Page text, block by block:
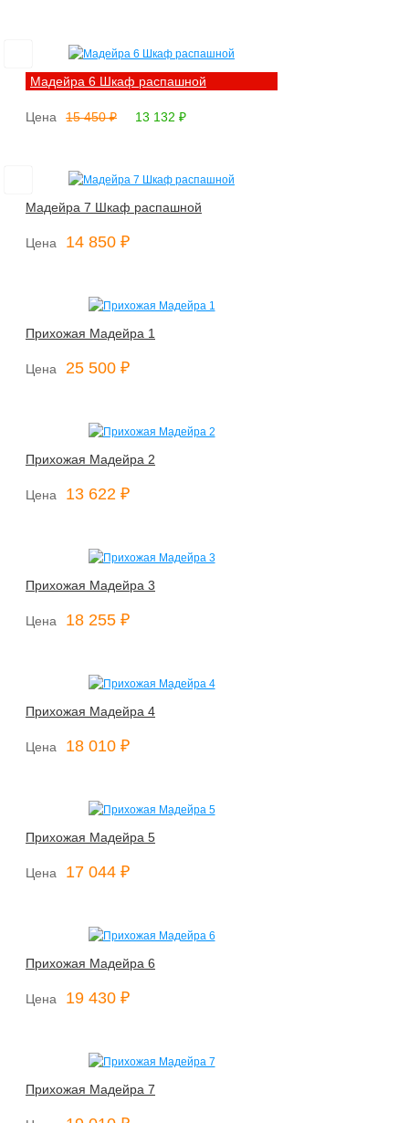
Мадейра 6 Шкаф распашной
Цена 15 450 ₽ 13 132 ₽
Мадейра 7 Шкаф распашной
Цена 14 850 ₽
Прихожая Мадейра 1
Цена 25 500 ₽
Прихожая Мадейра 2
Цена 13 622 ₽
Прихожая Мадейра 3
Цена 18 255 ₽
Прихожая Мадейра 4
Цена 18 010 ₽
Прихожая Мадейра 5
Цена 17 044 ₽
Прихожая Мадейра 6
Цена 19 430 ₽
Прихожая Мадейра 7